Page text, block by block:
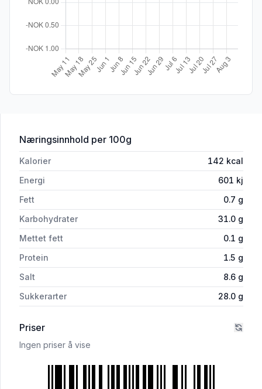
Næringsinnhold for 'Coop Sriracha Yellow 200ml'
per 100g
Kalorier 142 kcal
Energi
601 kj
Fett
0.7 g
Karbohydrater
31.0 g
Mettet fett
0.1 g
Protein
1.5 g
Salt
8.6 g
Sukkerarter
28.0 g
Priser
Ingen priser å vise